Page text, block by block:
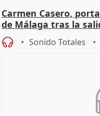
Carmen Casero,
de Málaga tras la
Sonido Totales